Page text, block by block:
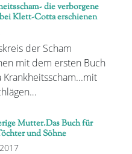
die verborgene
Klett-Cotta erschienen
der Scham
mit dem ersten Buch
Krankheitsscham...mit
Mutter.Das Buch für
und Söhne